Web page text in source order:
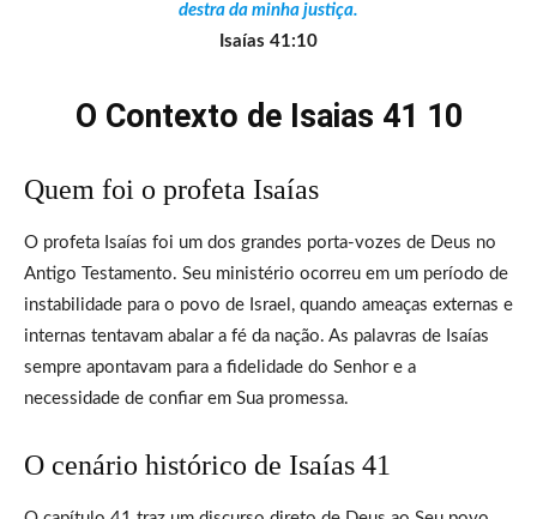
destra da minha justiça.
Isaías 41:10
O Contexto de Isaias 41 10
Quem foi o profeta Isaías
O profeta Isaías foi um dos grandes porta-vozes de Deus no
Antigo Testamento. Seu ministério ocorreu em um período de
instabilidade para o povo de Israel, quando ameaças externas e
internas tentavam abalar a fé da nação. As palavras de Isaías
sempre apontavam para a fidelidade do Senhor e a
necessidade de confiar em Sua promessa.
O cenário histórico de Isaías 41